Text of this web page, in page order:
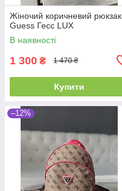
Жіночий коричневий рюкзак
Guess Гесс LUX
В наявності
1 300 ₴ 1 470 ₴
Купити
–12%